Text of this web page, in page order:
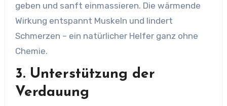
geben und sanft einmassieren. Die wärmende
Wirkung entspannt Muskeln und lindert
Schmerzen – ein natürlicher Helfer ganz ohne
Chemie.
3. Unterstützung der
Verdauung